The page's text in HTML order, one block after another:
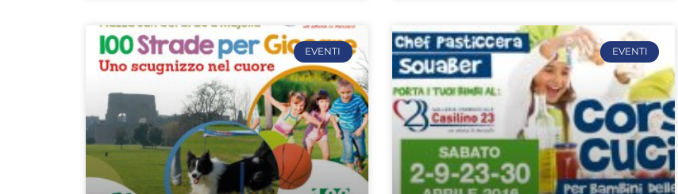
EVENTI EVENTI